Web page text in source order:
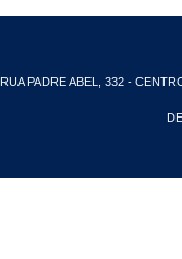
RUA PADRE ABEL, 332 -